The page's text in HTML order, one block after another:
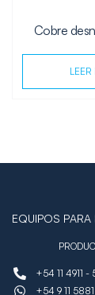
Cobre
LEER
EQUIPOS
+54 11 4911 -
+54 9 11